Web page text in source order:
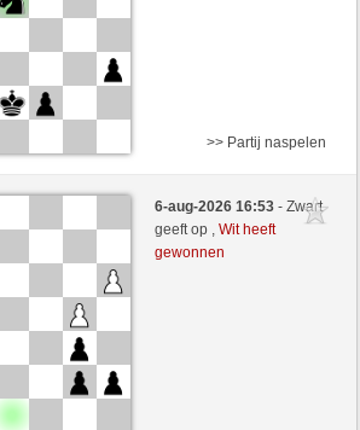
(-15)
side + 7 seconds/move
>> Partij naspelen
6-aug-2026 16:53- Zwart
geeft op ,Wit heeft
gewonnen